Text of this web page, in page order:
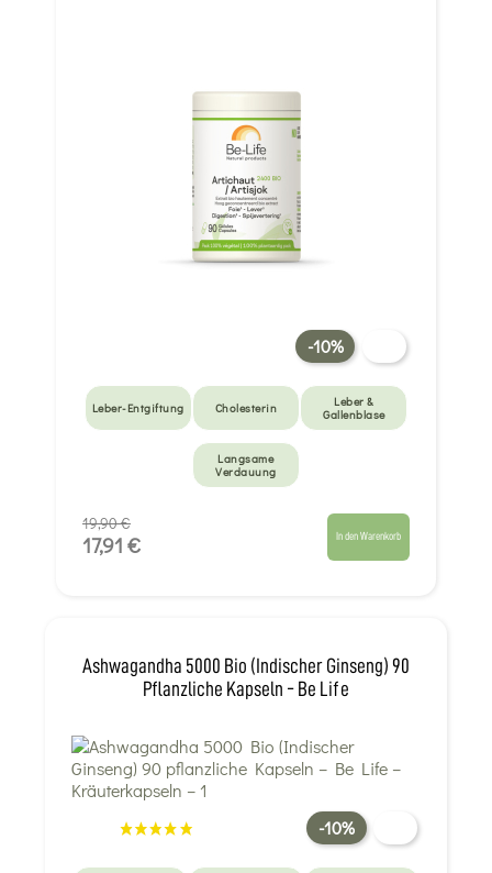
-10%
Leber-Entgiftung Cholesterin
Leber &
Gallenblase
Langsame
Verdauung
19,90 €
17,91 € In den Warenkorb
Ashwagandha 5000 Bio (Indischer Ginseng) 90
Pflanzliche Kapseln - Be Life
-10%